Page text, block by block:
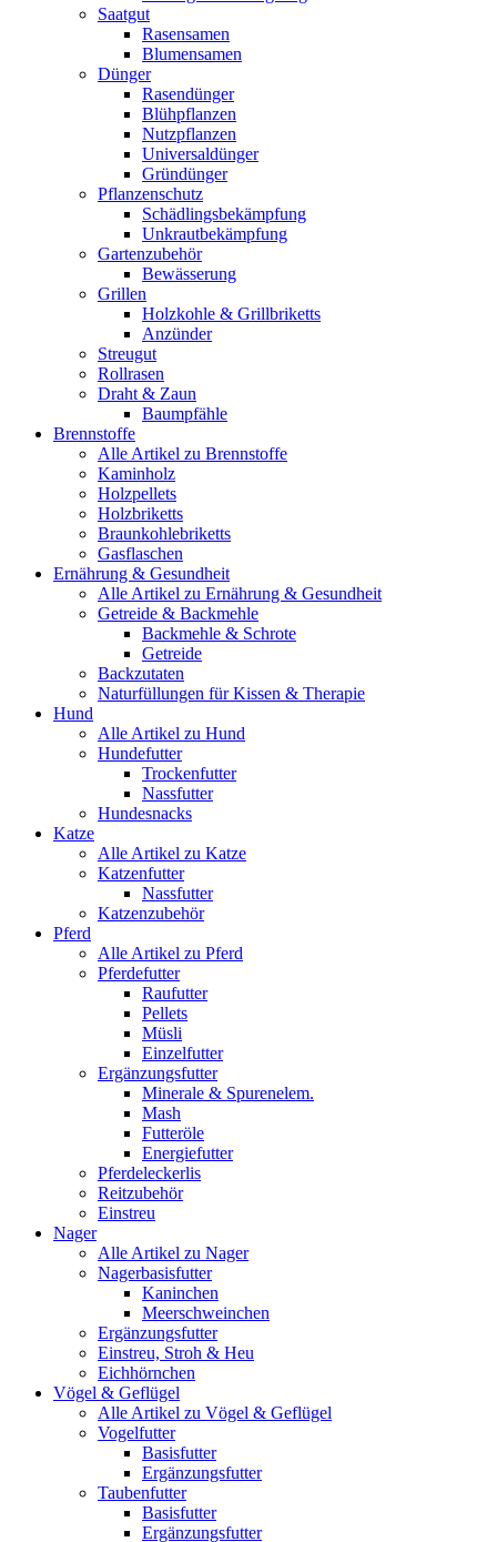
Saatgut
Rasensamen
Blumensamen
Dünger
Rasendünger
Blühpflanzen
Nutzpflanzen
Universaldünger
Gründünger
Pflanzenschutz
Schädlingsbekämpfung
Unkrautbekämpfung
Gartenzubehör
Bewässerung
Grillen
Holzkohle & Grillbriketts
Anzünder
Streugut
Rollrasen
Draht & Zaun
Baumpfähle
Brennstoffe
Alle Artikel zu Brennstoffe
Kaminholz
Holzpellets
Holzbriketts
Braunkohlebriketts
Gasflaschen
Ernährung & Gesundheit
Alle Artikel zu Ernährung & Gesundheit
Getreide & Backmehle
Backmehle & Schrote
Getreide
Backzutaten
Naturfüllungen für Kissen & Therapie
Hund
Alle Artikel zu Hund
Hundefutter
Trockenfutter
Nassfutter
Hundesnacks
Katze
Alle Artikel zu Katze
Katzenfutter
Nassfutter
Katzenzubehör
Pferd
Alle Artikel zu Pferd
Pferdefutter
Raufutter
Pellets
Müsli
Einzelfutter
Ergänzungsfutter
Minerale & Spurenelem.
Mash
Futteröle
Energiefutter
Pferdeleckerlis
Reitzubehör
Einstreu
Nager
Alle Artikel zu Nager
Nagerbasisfutter
Kaninchen
Meerschweinchen
Ergänzungsfutter
Einstreu, Stroh & Heu
Eichhörnchen
Vögel & Geflügel
Alle Artikel zu Vögel & Geflügel
Vogelfutter
Basisfutter
Ergänzungsfutter
Taubenfutter
Basisfutter
Ergänzungsfutter